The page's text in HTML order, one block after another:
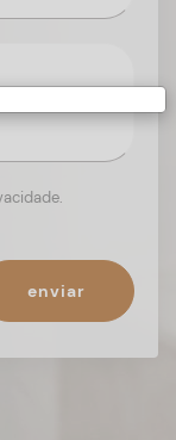
enviar